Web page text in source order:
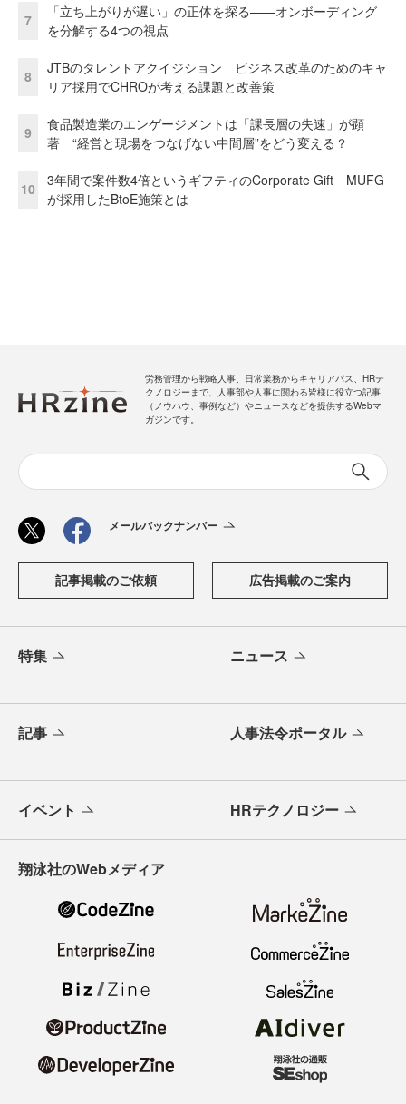
7
「立ち上がりが遅い」の正体を探る——オンボーディング
を分解する4つの視点
8
JTBのタレントアクイジション ビジネス改革のためのキャ
リア採用でCHROが考える課題と改善策
9
食品製造業のエンゲージメントは「課長層の失速」が顕
著 “経営と現場をつなげない中間層”をどう変える？
10
3年間で案件数4倍というギフティのCorporate Gift MUFG
が採用したBtoE施策とは
労務管理から戦略人事、日常業務からキャリアパス、HRテ
クノロジーまで、人事部や人事に関わる皆様に役立つ記事
（ノウハウ、事例など）やニュースなどを提供するWebマ
ガジンです。
メールバックナンバー
記事掲載のご依頼 広告掲載のご案内
特集 ニュース
記事 人事法令ポータル
イベント HRテクノロジー
翔泳社のWebメディア